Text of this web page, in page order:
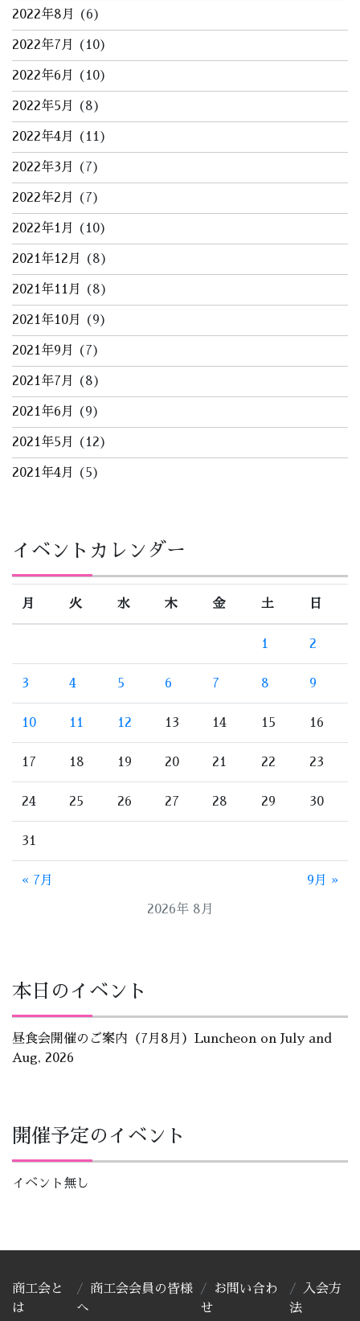
2022年8月 (6)
2022年7月 (10)
2022年6月 (10)
2022年5月 (8)
2022年4月 (11)
2022年3月 (7)
2022年2月 (7)
2022年1月 (10)
2021年12月 (8)
2021年11月 (8)
2021年10月 (9)
2021年9月 (7)
2021年7月 (8)
2021年6月 (9)
2021年5月 (12)
2021年4月 (5)
イベントカレンダー
2026年 8月
月 火 水 木 金 土 日
1 2
3 4 5 6 7 8 9
10 11 12 13 14 15 16
17 18 19 20 21 22 23
24 25 26 27 28 29 30
31
« 7月 9月 »
本日のイベント
昼食会開催のご案内（7月8月）Luncheon on July and
Aug, 2026
開催予定のイベント
イベント無し
商工会と
は
商工会会員の皆様
へ
お問い合わ
せ
入会方
法